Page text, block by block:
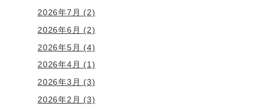
2026年7月 (2)
2026年6月 (2)
2026年5月 (4)
2026年4月 (1)
2026年3月 (3)
2026年2月 (3)